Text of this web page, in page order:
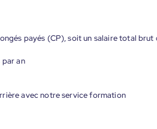
payés (CP), soit un salaire total brut
par an
avec notre service formation